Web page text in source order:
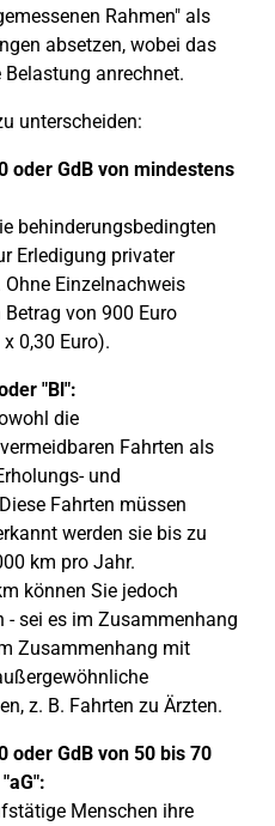
Rahmen" als
absetzen, wobei das
anrechnet.
unterscheiden:
oder GdB von mindestens
behinderungsbedingten
Erledigung privater
Einzelnachweis
von 900 Euro
0,30 Euro).
"Bl":
die
Fahrten als
und
Fahrten müssen
werden sie bis zu
km pro Jahr.
können Sie jedoch
- sei es im Zusammenhang
Zusammenhang mit
z. B. Fahrten zu Ärzten.
oder GdB von 50 bis 70
Menschen ihre